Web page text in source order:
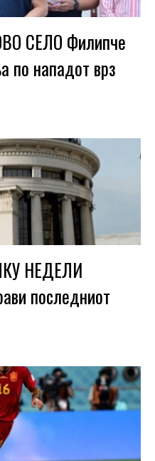
СЕЛО Филипче
по нападот врз
НЕДЕЛИ
последниот